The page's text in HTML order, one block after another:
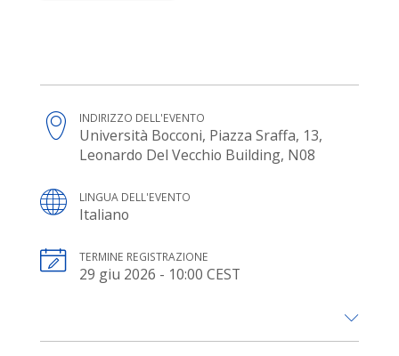
INDIRIZZO DELL'EVENTO
Università Bocconi, Piazza Sraffa, 13,
Leonardo Del Vecchio Building, N08
LINGUA DELL'EVENTO
Italiano
TERMINE REGISTRAZIONE
29 giu 2026 - 10:00 CEST